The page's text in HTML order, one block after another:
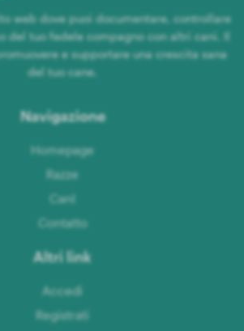
web dove puoi documentare, controllare
del tuo fedele compagno con altri cani. Il
e supportare una crescita sana
del tuo cane.
Navigazione
Homepage
Razze
CanI
Contatto
Altri link
Accedi
Registrati